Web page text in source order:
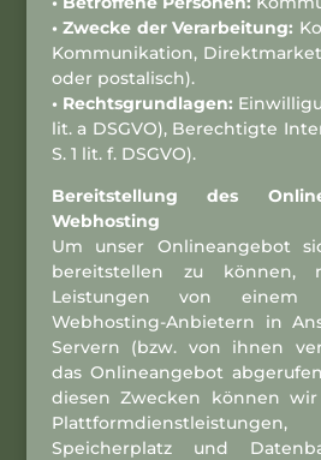
• Zwecke der Verarbeitung:
Kommunikation,
oder postalisch).
• Rechtsgrundlagen:
lit. a DSGVO), Berechtigte
S. 1 lit. f. DSGVO).
Bereitstellung des
Webhosting
Um unser Onlineangebot
bereitstellen zu können,
Leistungen von einem
Webhosting-Anbietern in
Servern (bzw. von ihnen
das Onlineangebot
diesen Zwecken können
Plattformdienstleistungen,
Speicherplatz und